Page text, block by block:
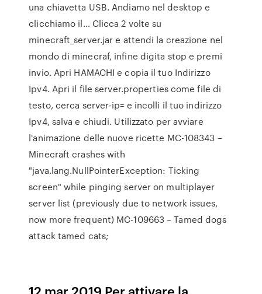
una chiavetta USB. Andiamo nel desktop e
clicchiamo il… Clicca 2 volte su
minecraft_server.jar e attendi la creazione nel
mondo di minecraf, infine digita stop e premi
invio. Apri HAMACHI e copia il tuo Indirizzo
Ipv4. Apri il file server.properties come file di
testo, cerca server-ip= e incolli il tuo indirizzo
Ipv4, salva e chiudi. Utilizzato per avviare
l'animazione delle nuove ricette MC-108343 –
Minecraft crashes with
"java.lang.NullPointerException: Ticking
screen" while pinging server on multiplayer
server list (previously due to network issues,
now more frequent) MC-109663 – Tamed dogs
attack tamed cats;